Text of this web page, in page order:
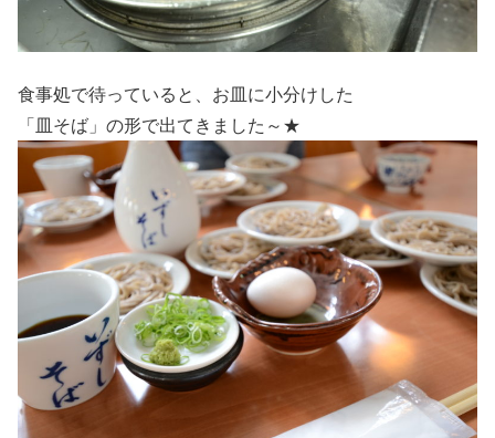
食事処で待っていると、お皿に小分けした
「皿そば」の形で出てきました～★